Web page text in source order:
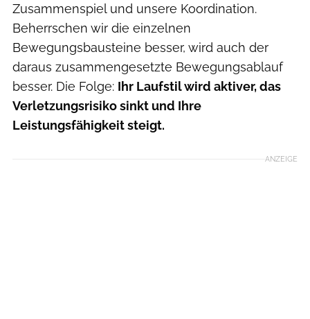
Zusammenspiel und unsere Koordination.
Beherrschen wir die einzelnen
Bewegungsbausteine besser, wird auch der
daraus zusammengesetzte Bewegungsablauf
besser. Die Folge: Ihr Laufstil wird aktiver, das
Verletzungsrisiko sinkt und Ihre
Leistungsfähigkeit steigt.
ANZEIGE